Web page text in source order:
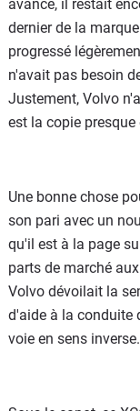
avancé, il restait
dernier de la
progressé
n'avait pas besoin
Justement, Volvo
est la copie
Une bonne chose
son pari avec un
qu'il est à la page
parts de marché
Volvo dévoilait la
d'aide à la conduite
voie en sens inverse.